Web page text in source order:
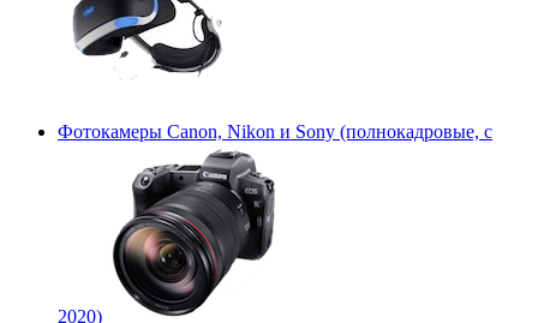
Фотокамеры Canon, Nikon и Sony (полнокадровые, с
2020)